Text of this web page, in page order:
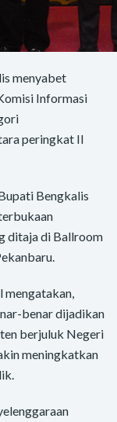
menyabet
Informasi
peringkat II
Bengkalis
ditaja di Ballroom
mengatakan,
benar dijadikan
berjuluk Negeri
meningkatkan